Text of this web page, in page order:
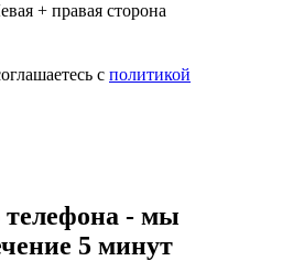
+ правая сторона
с политикой
телефона - мы
5 минут